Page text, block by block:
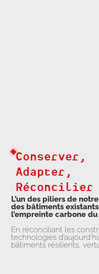
Conserver,
Adapter,
Réconcilier
L’un des piliers de
des bâtiments
l’empreinte carbone
En réconciliant les
technologies
bâtiments résilients,